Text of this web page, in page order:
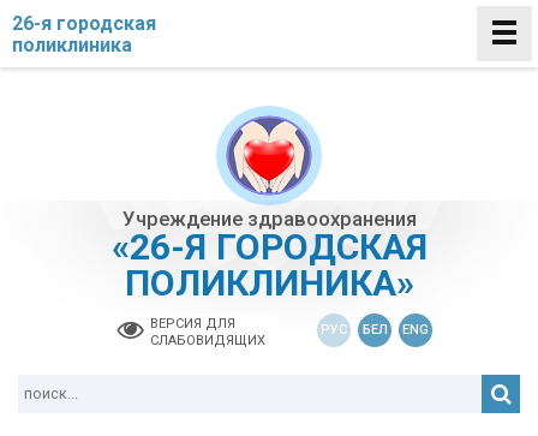
Учреждение здравоохранения
«26-Я ГОРОДСКАЯ
ПОЛИКЛИНИКА»
ВЕРСИЯ ДЛЯ
СЛАБОВИДЯЩИХ
РУС БЕЛ ENG
26-я городская
поликлиника